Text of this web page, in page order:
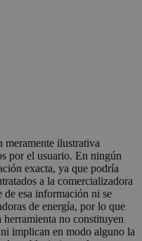
meramente ilustrativa
por el usuario. En ningún
exacta, ya que podría
a la comercializadora
de esa información ni se
de energía, por lo que
no constituyen
implican en modo alguno la